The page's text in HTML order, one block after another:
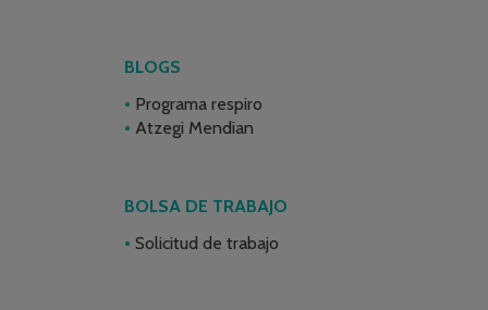
BLOGS
Programa respiro
Atzegi Mendian
BOLSA DE TRABAJO
Solicitud de trabajo